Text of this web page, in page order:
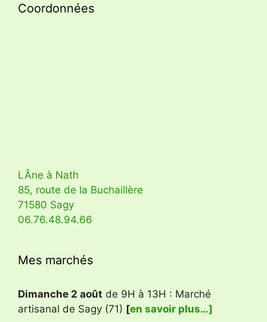
Coordonnées
LÂne à Nath
85, route de la Buchaillère
71580 Sagy
06.76.48.94.66
Mes marchés
Dimanche 2 août de 9H à 13H : Marché
artisanal de Sagy (71) [en savoir plus…]